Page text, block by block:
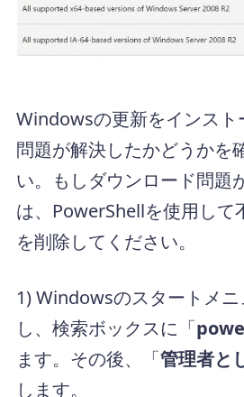
Windowsの更新をインスト
問題が解決したかどうかを
い。もしダウンロード問題
は、PowerShellを使用して
を削除してください。
1) Windowsのスタートメ
し、検索ボックスに「
ます。その後、「管理者と
します。